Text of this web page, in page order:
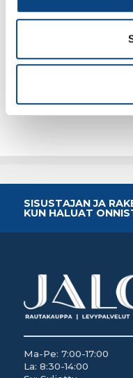
okran keltainen 10l
Lisää tilauskoriin
SISUSTAJAN JA
KUN HALUAT
Ma-Pe: 7:00-17:00
La: 8:30-14:00